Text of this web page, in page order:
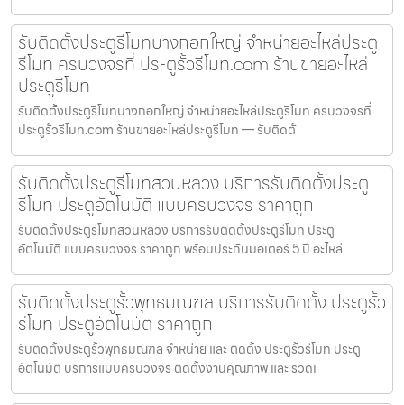
รับติดตั้งประตูรีโมทบางกอกใหญ่ จำหน่ายอะไหล่ประตู
รีโมท ครบวงจรที่ ประตูรั้วรีโมท.com ร้านขายอะไหล่
ประตูรีโมท
รับติดตั้งประตูรีโมทบางกอกใหญ่ จำหน่ายอะไหล่ประตูรีโมท ครบวงจรที่
ประตูรั้วรีโมท.com ร้านขายอะไหล่ประตูรีโมท — รับติดตั้
รับติดตั้งประตูรีโมทสวนหลวง บริการรับติดตั้งประตู
รีโมท ประตูอัตโนมัติ แบบครบวงจร ราคาถูก
รับติดตั้งประตูรีโมทสวนหลวง บริการรับติดตั้งประตูรีโมท ประตู
อัตโนมัติ แบบครบวงจร ราคาถูก พร้อมประกันมอเตอร์ 5 ปี อะไหล่
รับติดตั้งประตูรั้วพุทธมณฑล บริการรับติดตั้ง ประตูรั้ว
รีโมท ประตูอัตโนมัติ ราคาถูก
รับติดตั้งประตูรั้วพุทธมณฑล จำหน่าย และ ติดตั้ง ประตูรั้วรีโมท ประตู
อัตโนมัติ บริการแบบครบวงจร ติดตั้งงานคุณภาพ และ รวดเ